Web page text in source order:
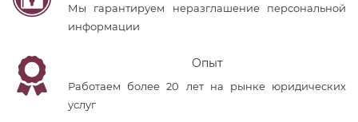
Мы гарантируем неразглашение персональной
информации
Опыт
Работаем более 20 лет на рынке юридических
услуг